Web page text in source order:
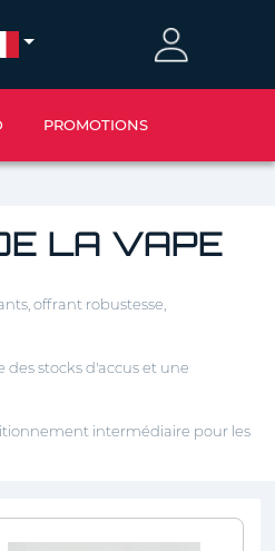
PROMOTIONS
LA VAPE
offrant robustesse,
desstocks d'accus et une
intermédiaire pour les